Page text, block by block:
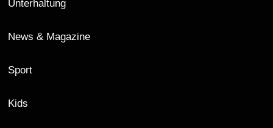
Unterhaltung
News & Magazine
Sport
Kids